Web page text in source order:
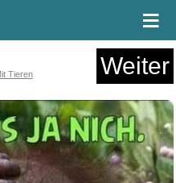
≡
Weiter
Tieren